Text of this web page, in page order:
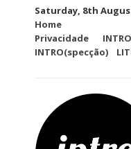
Saturday, 8th
Home
Privacidade
INTRO(specção)